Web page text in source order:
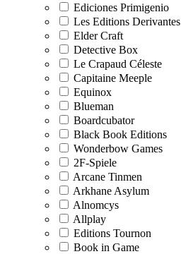
Ediciones Primigenio
Les Editions Derivantes
Elder Craft
Detective Box
Le Crapaud Céleste
Capitaine Meeple
Equinox
Blueman
Boardcubator
Black Book Editions
Wonderbow Games
2F-Spiele
Arcane Tinmen
Arkhane Asylum
Alnomcys
Allplay
Editions Tournon
Book in Game